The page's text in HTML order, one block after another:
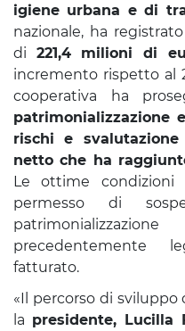
igiene urbana e di
nazionale, ha
di 221,4 milioni di
incremento rispetto al
cooperativa ha
patrimonializzazione
rischi e
netto che ha
Le ottime condizioni
permesso di
precedentemente
fatturato.
«Il percorso di sviluppo
la presidente, Lucilla